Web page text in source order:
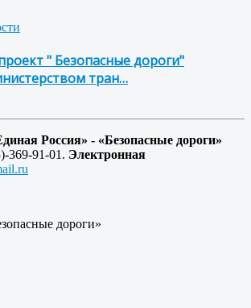
" Безопасные дороги"
тран…
Россия» - «Безопасные дороги»
369-91-01. Электронная
дороги»